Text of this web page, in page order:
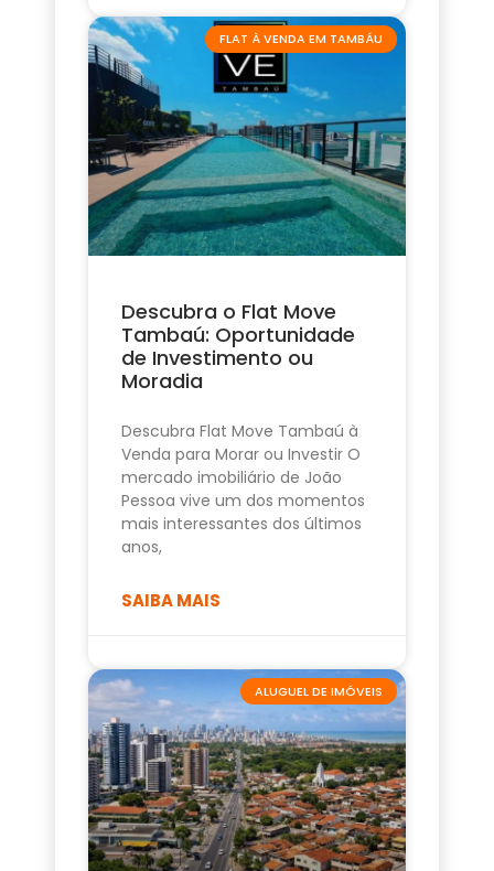
FLAT À VENDA EM TAMBÁU
Descubra o Flat Move
Tambaú: Oportunidade
de Investimento ou
Moradia
Descubra Flat Move Tambaú à
Venda para Morar ou Investir O
mercado imobiliário de João
Pessoa vive um dos momentos
mais interessantes dos últimos
anos,
SAIBA MAIS
ALUGUEL DE IMÓVEIS